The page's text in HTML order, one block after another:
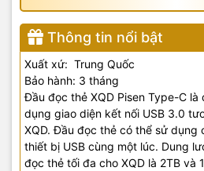
Thông tin nổi bật
Xuất xứ: Trung Quốc
Bảo hành: 3 tháng
Đầu đọc thẻ XQD Pisen Type-C
dụng giao diện kết nối USB 3.0
XQD. Đầu đọc thẻ có thể sử dụng
thiết bị USB cùng một lúc. Dung
đọc thẻ tối đa cho XQD là 2TB và